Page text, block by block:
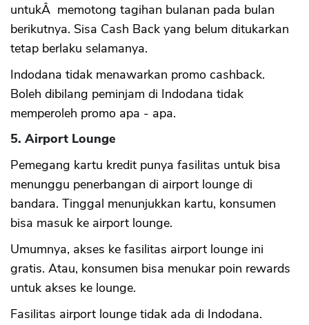
untukÂ memotong tagihan bulanan pada bulan
berikutnya. Sisa Cash Back yang belum ditukarkan
tetap berlaku selamanya.
Indodana tidak menawarkan promo cashback.
Boleh dibilang peminjam di Indodana tidak
memperoleh promo apa - apa.
5. Airport Lounge
Pemegang kartu kredit punya fasilitas untuk bisa
menunggu penerbangan di airport lounge di
bandara. Tinggal menunjukkan kartu, konsumen
bisa masuk ke airport lounge.
Umumnya, akses ke fasilitas airport lounge ini
gratis. Atau, konsumen bisa menukar poin rewards
untuk akses ke lounge.
Fasilitas airport lounge tidak ada di Indodana.